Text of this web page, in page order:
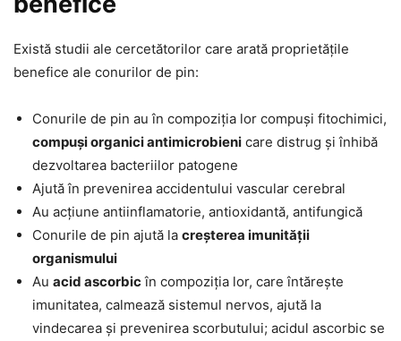
Există studii ale cercetătorilor care arată proprietățile
benefice ale conurilor de pin:
Conurile de pin au în compoziția lor compuși fitochimici,
compuși organici antimicrobieni care distrug și înhibă
dezvoltarea bacteriilor patogene
Ajută în prevenirea accidentului vascular cerebral
Au acțiune antiinflamatorie, antioxidantă, antifungică
Conurile de pin ajută la creșterea imunității
organismului
Au acid ascorbicîn compoziția lor, care întărește
imunitatea, calmează sistemul nervos, ajută la
vindecarea și prevenirea scorbutului; acidul ascorbic se